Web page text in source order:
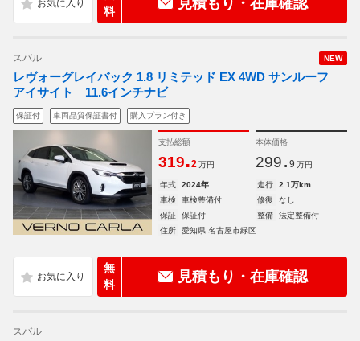
料
見積もり・在庫確認
NEW
スバル
レヴォーグレイバック 1.8 リミテッド EX 4WD サンルーフ
アイサイト 11.6インチナビ
保証付 車両品質保証書付 購入プラン付き
支払総額
319.2 万円
本体価格
299. 9 万円
年式 2024年 走行
2.1万km
車検
車検整備付 修復
なし
保証
保証付 整備
法定整備付
住所
愛知県 名古屋市緑区
無
料
見積もり・在庫確認
スバル